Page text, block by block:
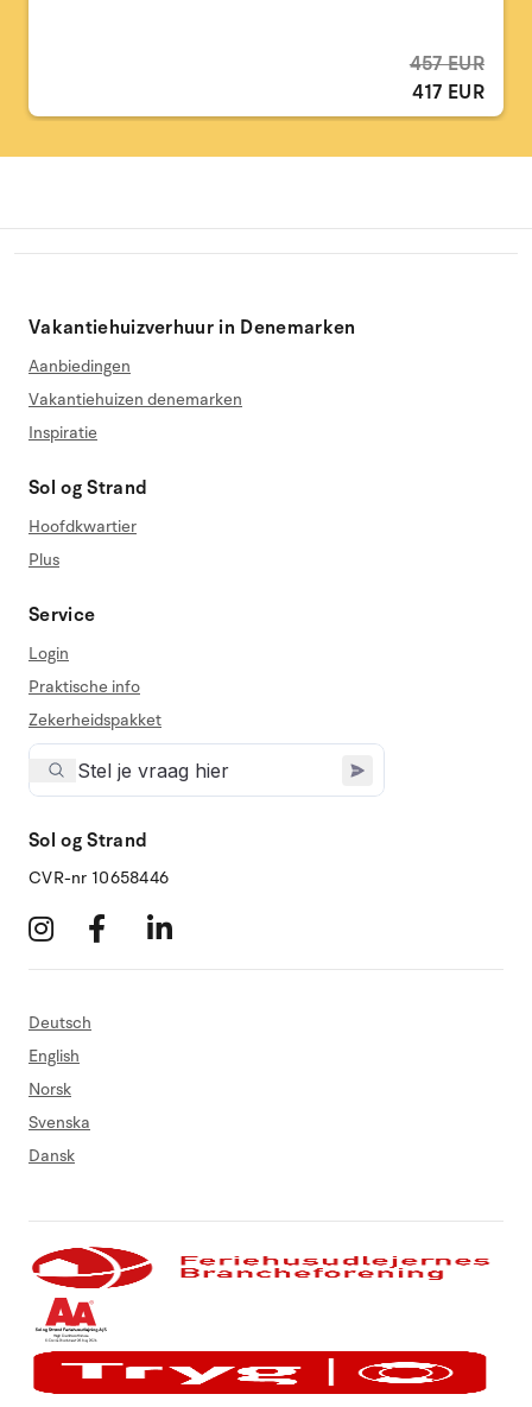
457 EUR
417 EUR
Vakantiehuizverhuur in Denemarken
Aanbiedingen
Vakantiehuizen denemarken
Inspiratie
Sol og Strand
Hoofdkwartier
Plus
Service
Login
Praktische info
Zekerheidspakket
Sol og Strand
CVR-nr 10658446
Deutsch
English
Norsk
Svenska
Dansk